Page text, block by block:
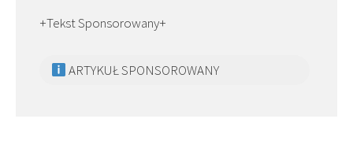
+Tekst Sponsorowany+
ARTYKUŁ SPONSOROWANY